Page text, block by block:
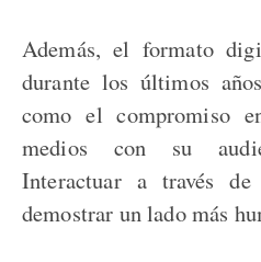
Además, el formato
durante los últimos
como el compromiso
medios con su
Interactuar a través
demostrar un lado más